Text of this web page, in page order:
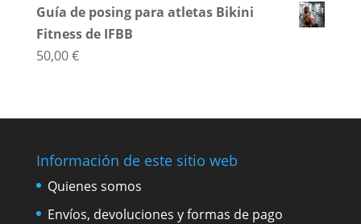
Guía de posing para atletas Bikini
Fitness de IFBB
50,00€
Información de este sitio web
Quienes somos
Envíos, devoluciones y formas de pago